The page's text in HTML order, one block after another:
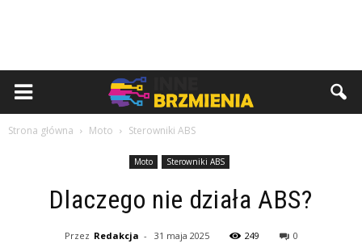
Strona główna Moto Sterowniki ABS
Moto Sterowniki ABS
Dlaczego nie działa ABS?
Przez Redakcja - 31 maja 2025 249 0